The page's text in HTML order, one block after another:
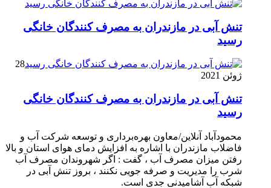
تنش آبی در مازندران به مصرف كنندگان خانگی
رسيد
28
ژوئن 2021
تنش آبی در مازندران به مصرف كنندگان خانگی
رسيد
محمودآباد آنلاین/معاون بهره‌برداری و توسعه شرکت آب و
فاضلاب مازندران با اشاره به افزایش دمای هوای استان و بالا
رفتن میزان مصرف آب ، گفت : اگر شهروندان مصرف آب
شرب را مدیریت و صرفه جویی نکنند ، بروز تنش آبی در
شبکه آب آشامیدنی جدی است.